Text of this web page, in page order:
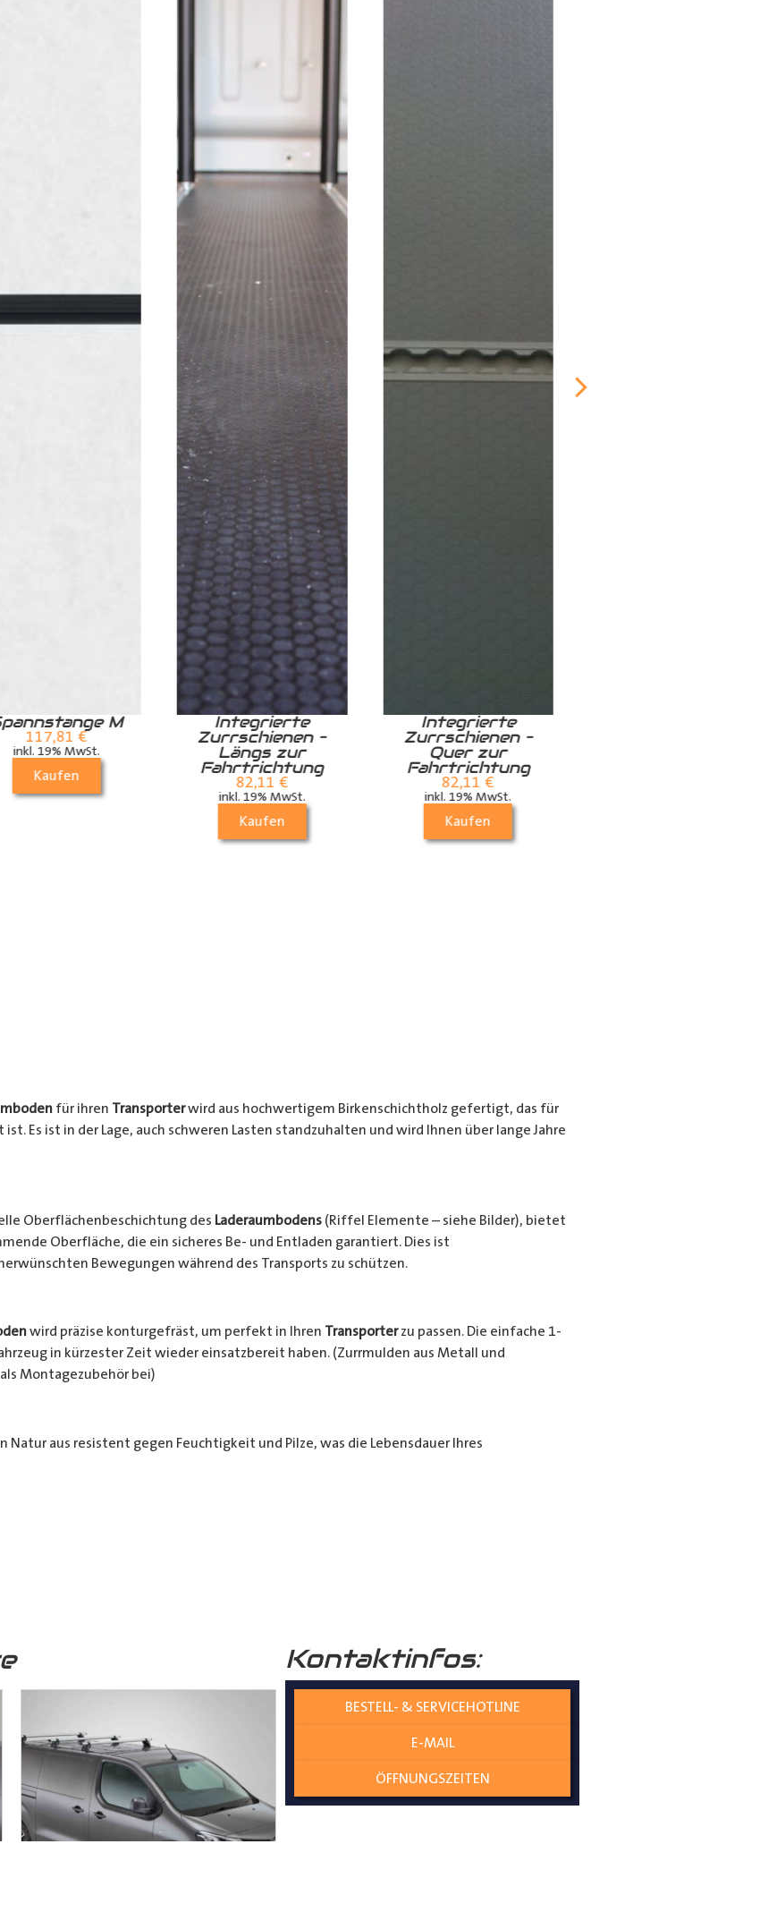
M
117,81 €
inkl. 19% MwSt.
Kaufen
Integrierte
Zurrschienen –
Längs zur
Fahrtrichtung
82,11 €
inkl. 19% MwSt.
Kaufen
Integrierte
Zurrschienen –
Quer zur
Fahrtrichtung
82,11 €
inkl. 19% MwSt.
Kaufen
für ihren Transporterwird aus hochwertigem Birkenschichtholz gefertigt, das für
Es ist in der Lage, auch schweren Lasten standzuhalten und wird Ihnen über lange Jahre
Oberflächenbeschichtung des Laderaumbodens(Riffel Elemente – siehe Bilder), bietet
Oberfläche, die ein sicheres Be- und Entladen garantiert. Dies ist
Bewegungen während des Transports zu schützen.
wird präzise konturgefräst, um perfekt in Ihren Transporterzu passen. Die einfache 1-
in kürzester Zeit wieder einsatzbereit haben. (Zurrmulden aus Metall und
Montagezubehör bei)
Natur aus resistent gegen Feuchtigkeit und Pilze, was die Lebensdauer Ihres
Holz stammt aus nachhaltiger Forstwirtschaft, was nicht nur die Umwelt schützt,
ist so konstruiert, dass die einzelnen Holzplatten perfekt
miteinander imLaderaumverschraubt werden. Dies gewährleistet eine
präzise und ohne Spiel zusammenpassen und keine Übergangskanten entstehen
gewährleisten wir, dass der Laderaumboden konturgenau und mit kaum Spiel zwischen
Kontaktinfos:
BESTELL- & SERVICEHOTLINE
E-MAIL
ÖFFNUNGSZEITEN